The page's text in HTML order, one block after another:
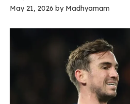
May 21, 2026 by Madhyamam